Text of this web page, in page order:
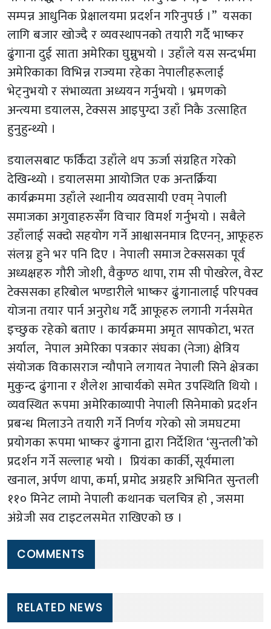
सम्पन्न आधुनिक प्रेक्षालयमा प्रदर्शन गरिनुपर्छ ।” यसका
लागि बजार खोज्दै र व्यवस्थापनको तयारी गर्दै भाष्कर
ढुंगाना दुई साता अमेरिका घुम्नुभयो । उहाँले यस सन्दर्भमा
अमेरिकाका विभिन्न राज्यमा रहेका नेपालीहरूलाई
भेट्नुभयो र संभाव्यता अध्ययन गर्नुभयो । भ्रमणको
अन्त्यमा डयालस, टेक्सस आइपुग्दा उहाँ निकै उत्साहित
हुनुहुन्थ्यो ।
डयालसबाट फर्किंदा उहाँले थप ऊर्जा संग्रहित गरेको
देखिन्थ्यो । डयालसमा आयोजित एक अन्तर्क्रिया
कार्यक्रममा उहाँले स्थानीय व्यवसायी एवम् नेपाली
समाजका अगुवाहरुसँग विचार विमर्श गर्नुभयो । सबैले
उहाँलाई सक्दो सहयोग गर्ने आश्वासनमात्र दिएनन्, आफूहरु
संलग्न हुने भर पनि दिए । नेपाली समाज टेक्ससका पूर्व
अध्यक्षहरु गौरी जोशी, वैकुण्ठ थापा, राम सी पोखरेल, वेस्ट
टेक्ससका हरिबोल भण्डारीले भाष्कर ढुंगानालाई परिपक्व
योजना तयार पार्न अनुरोध गर्दै आफूहरु लगानी गर्नसमेत
इच्छुक रहेको बताए । कार्यक्रममा अमृत सापकोटा, भरत
अर्याल, नेपाल अमेरिका पत्रकार संघका (नेजा) क्षेत्रिय
संयोजक विकासराज न्यौपाने लगायत नेपाली सिने क्षेत्रका
मुकुन्द ढुंगाना र शैलेश आचार्यको समेत उपस्थिति थियो ।
व्यवस्थित रूपमा अमेरिकाव्यापी नेपाली सिनेमाको प्रदर्शन
प्रबन्ध मिलाउने तयारी गर्ने निर्णय गरेको सो जमघटमा
प्रयोगका रूपमा भाष्कर ढुंगाना द्वारा निर्देशित ‘सुन्तली’को
प्रदर्शन गर्ने सल्लाह भयो । प्रियंका कार्की, सूर्यमाला
खनाल, अर्पण थापा, कर्मा, प्रमोद अग्रहरि अभिनित सुन्तली
११० मिनेट लामो नेपाली कथानक चलचित्र हो , जसमा
अंग्रेजी सव टाइटलसमेत राखिएको छ ।
COMMENTS
RELATED NEWS